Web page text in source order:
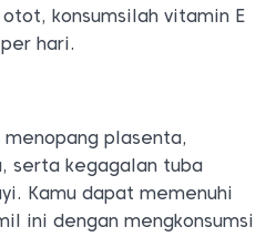
konsumsilah vitamin E
hari.
plasenta,
serta kegagalan tuba
Kamu dapat memenuhi
ini dengan mengkonsumsi